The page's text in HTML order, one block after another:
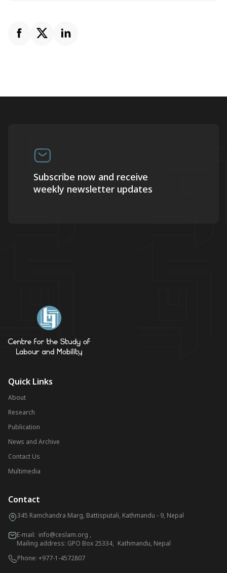
Subscribe now and receive
weekly newsletter updates
Quick Links
About
Research
Publication
News and Archive
Contact Us
Multimedia
Contact
345 Ramchandra Marg, Battisputali, Kathmandu - 9, Nepal
E-mail: info@ceslam.org ,
Mailing address: GPO Box 25334, Kathmandu, Nepal
Phone: +977-1-4572807